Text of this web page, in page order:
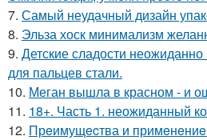
7. Самый неудачный дизайн
8. Эльза хоск минимализм
9. Детские сладости
для пальцев стали.
10. Меган вышла в красном - и
11. 18+. Часть 1. неожиданный
12. Прeимущecтва и примeнeниe